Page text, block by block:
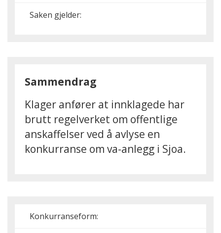
Saken gjelder:
Sammendrag
Klager anfører at innklagede har
brutt regelverket om offentlige
anskaffelser ved å avlyse en
konkurranse om va-anlegg i Sjoa.
Konkurranseform: